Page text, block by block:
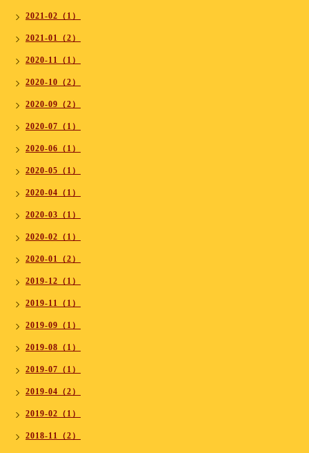
2021-02（1）
2021-01（2）
2020-11（1）
2020-10（2）
2020-09（2）
2020-07（1）
2020-06（1）
2020-05（1）
2020-04（1）
2020-03（1）
2020-02（1）
2020-01（2）
2019-12（1）
2019-11（1）
2019-09（1）
2019-08（1）
2019-07（1）
2019-04（2）
2019-02（1）
2018-11（2）